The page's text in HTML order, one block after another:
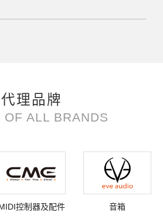
代理品牌
OF ALL BRANDS
控制器及配件 音箱